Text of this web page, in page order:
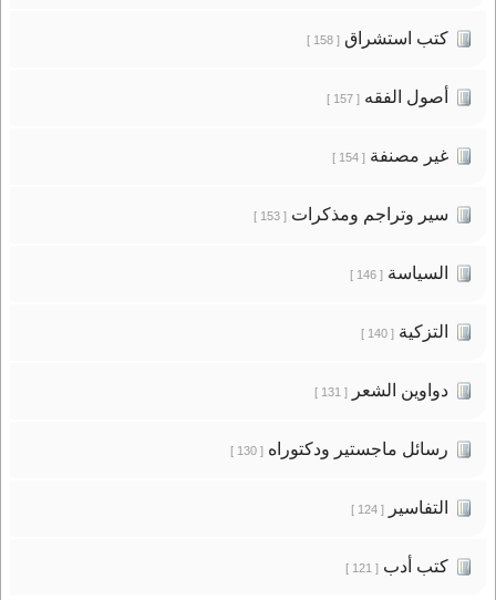
كتب استشراق[ 158 ]
أصول الفقه[ 157 ]
غير مصنفة[ 154 ]
سير وتراجم ومذكرات[ 153 ]
السياسة[ 146 ]
التزكية[ 140 ]
دواوين الشعر[ 131 ]
رسائل ماجستير ودكتوراه[ 130 ]
التفاسير[ 124 ]
كتب أدب[ 121 ]